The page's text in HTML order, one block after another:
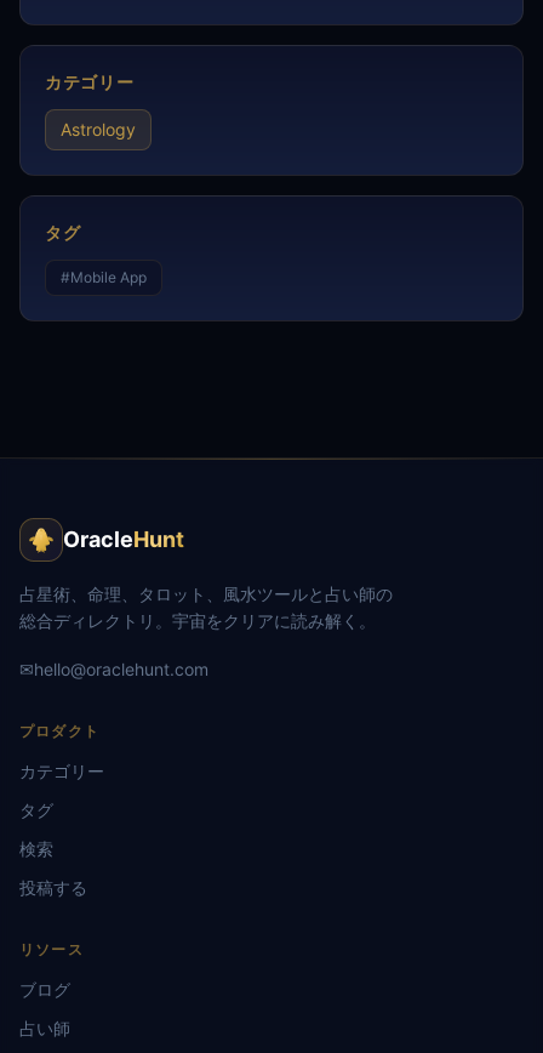
カテゴリー
Astrology
タグ
#Mobile App
OracleHunt
占星術、命理、タロット、風水ツールと占い師の
総合ディレクトリ。宇宙をクリアに読み解く。
✉hello@oraclehunt.com
プロダクト
カテゴリー
タグ
検索
投稿する
リソース
ブログ
占い師